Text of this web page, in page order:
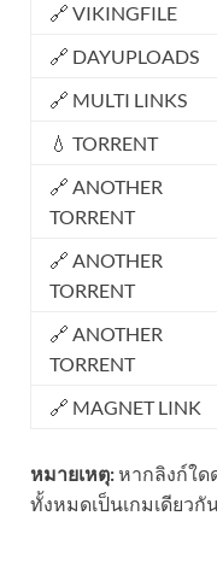
🔗 VIKINGFILE
🔗 DAYUPLOADS
🔗 MULTI LINKS
💧 TORRENT
🔗 ANOTHER
TORRENT
🔗 ANOTHER
TORRENT
🔗 ANOTHER
TORRENT
🔗 MAGNET LINK
หมายเหตุ:หากลิงก์ใด
ทั้งหมดเป็นเกมเดียวกั